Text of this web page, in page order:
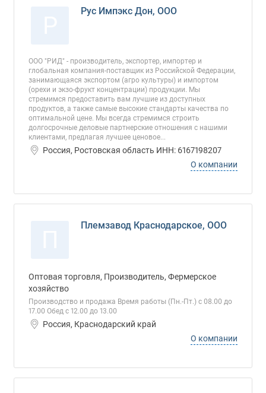
Рус Импэкс Дон, ООО
ООО "РИД" - производитель, экспортер, импортер и
глобальная компания-поставщик из Российской Федерации,
занимающаяся экспортом (агро культуры) и импортом
(орехи и экзо-фрукт концентрации) продукции. Мы
стремимся предоставить вам лучшие из доступных
продуктов, а также самые высокие стандарты качества по
оптимальной цене. Мы всегда стремимся строить
долгосрочные деловые партнерские отношения с нашими
клиентами, предлагая лучшее ценовое...
Россия, Ростовская область ИНН: 6167198207
О компании
Племзавод Краснодарское, ООО
Оптовая торговля, Производитель, Фермерское
хозяйство
Производство и продажа Время работы (Пн.-Пт.) с 08.00 до
17.00 Обед с 12.00 до 13.00
Россия, Краснодарский край
О компании